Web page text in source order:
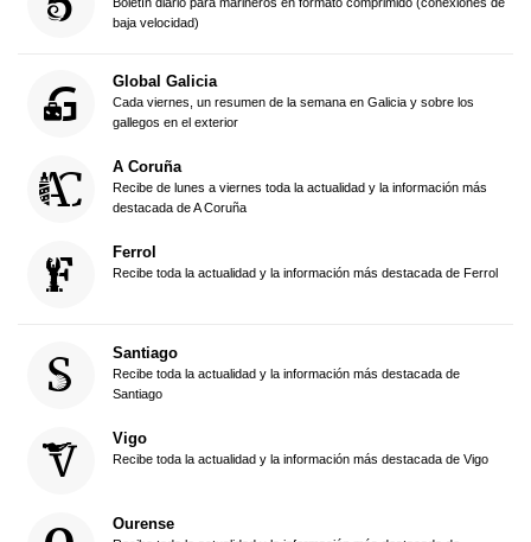
baja velocidad)
Global Galicia
Cada viernes, un resumen de la semana en Galicia y sobre los
gallegos en el exterior
A Coruña
Recibe de lunes a viernes toda la actualidad y la información más
destacada de A Coruña
Ferrol
Recibe toda la actualidad y la información más destacada de Ferrol
Santiago
Recibe toda la actualidad y la información más destacada de
Santiago
Vigo
Recibe toda la actualidad y la información más destacada de Vigo
Ourense